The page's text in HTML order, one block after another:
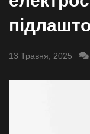
13 Травня, 2025